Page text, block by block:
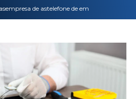
tecnica
empresa de assistencia tecnica para
telefone de empresa de